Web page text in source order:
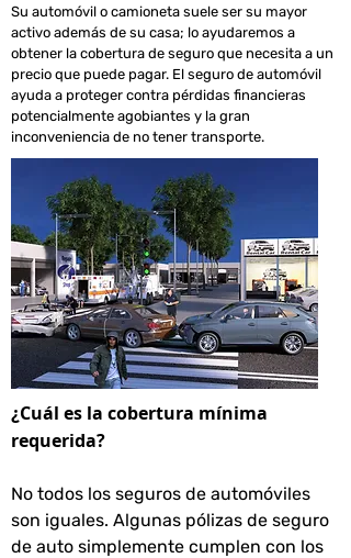
Su automóvil o camioneta suele ser su mayor
activo además de su casa; lo ayudaremos a
obtener la cobertura de seguro que necesita a un
precio que puede pagar. El seguro de automóvil
ayuda a proteger contra pérdidas financieras
potencialmente agobiantes y la gran
inconveniencia de no tener transporte.
¿Cuál es la cobertura mínima
requerida?
No todos los seguros de automóviles
son iguales. Algunas pólizas de seguro
de auto simplemente cumplen con los